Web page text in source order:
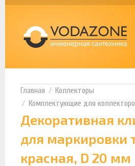
Коллекторы
Комплектующие для
Декоративная
для маркировки
красная, D 20 мм